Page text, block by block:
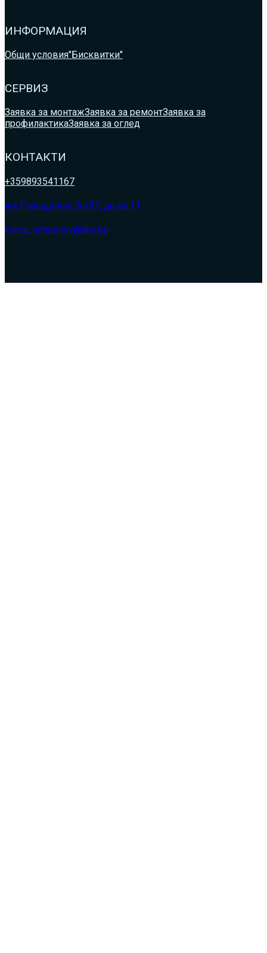
ИНФОРМАЦИЯ
Общи условия"Бисквитки"
СЕРВИЗ
Заявка за монтажЗаявка за ремонтЗаявка за
профилактикаЗаявка за оглед
КОНТАКТИ
+359893541167
жк.Разсадника, бл.87, до вх.11
klima_simeonov@abv.bg